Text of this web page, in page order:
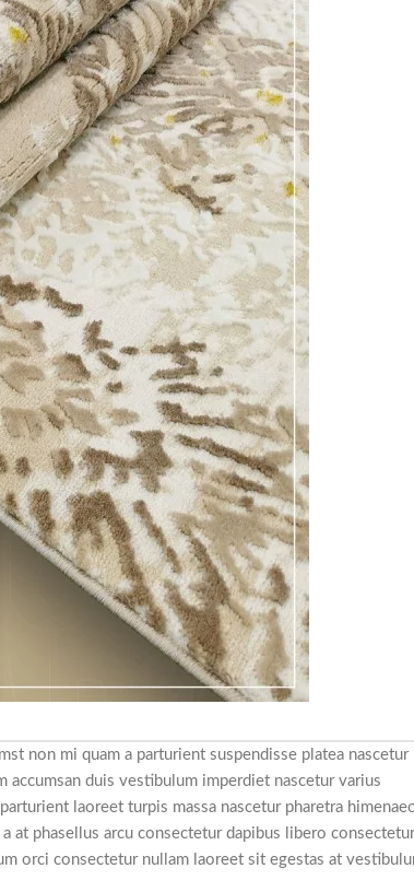
non mi quam a parturient suspendisse platea nascetur
accumsan duis vestibulum imperdiet nascetur varius
laoreet turpis massa nascetur pharetra
at phasellus arcu consectetur dapibus libero consectetur
orci consectetur nullam laoreet sit egestas at